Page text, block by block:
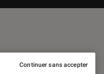
Continuer sans accepter